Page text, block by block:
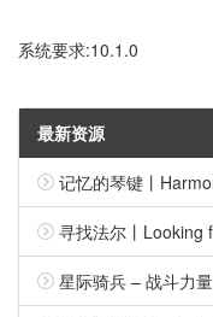
系统要求:10.1.0
最新资源
记忆的琴键丨
寻找法尔丨Looking
星际骑兵 – 战斗力